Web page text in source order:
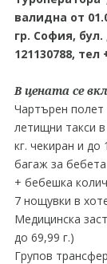
валидна от
гр. София,
121130788, тел
В цената се
Чартърен
летищни такси
кг. чекиран и до
багаж за бебета
+ бебешка
7 нощувки в
Медицинска
до 69,99 г.)
Групов